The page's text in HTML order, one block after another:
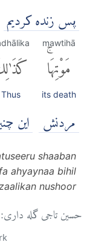
پس زنده کردیم
mawtihā
مَوْتِهَاۚ
its death
مردنش
Thus
اين
shaaban
ahyaynaa bihil
nushoor
حسین تاجی گله داری: